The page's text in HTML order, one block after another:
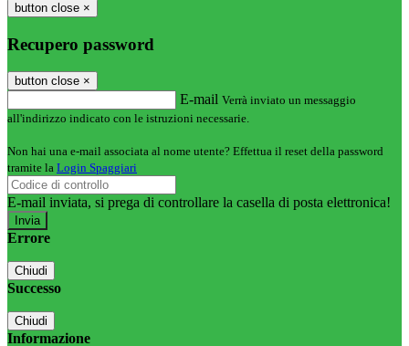
button close ×
Recupero password
button close ×
E-mail Verrà inviato un messaggio
all'indirizzo indicato con le istruzioni necessarie.
Non hai una e-mail associata al nome utente? Effettua il reset della password
tramite la Login Spaggiari
E-mail inviata, si prega di controllare la casella di posta elettronica!
Errore
Chiudi
Successo
Chiudi
Informazione